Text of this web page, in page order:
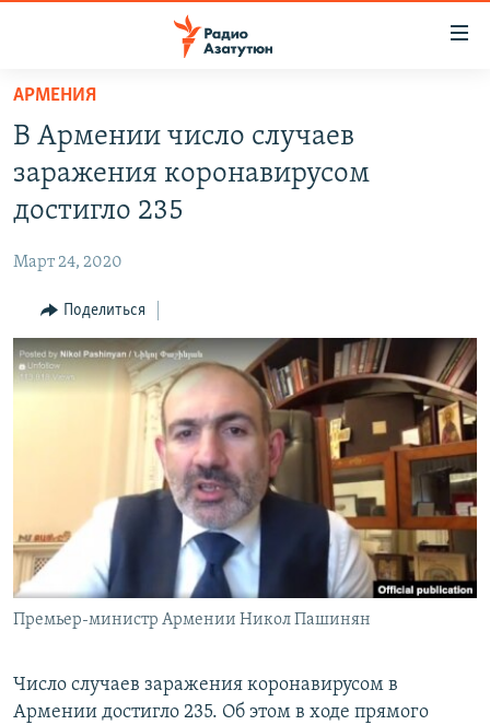
Перейти
основному
содержанию
Перейти
основной
навигации
Перейти
поиску
НОВОСТИ
ПОЛИТИКА
ЭКОНОМИКА
РЕГИОН
НАГОРНЫЙ КАРАБАХ
КУЛЬТУРА
Հայերեն
English
Русский
АРМЕНИЯ
В Армении число случаев
заражения коронавирусом
достигло 235
Март 24, 2020
Поделиться
Премьер-министр Армении Никол Пашинян
Число случаев заражения коронавирусом в
Армении достигло 235. Об этом в ходе прямого